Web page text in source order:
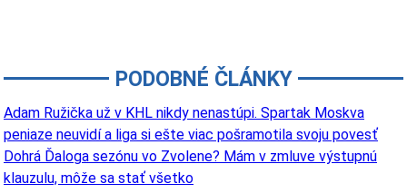
PODOBNÉ ČLÁNKY
Adam Ružička už v KHL nikdy nenastúpi. Spartak Moskva
peniaze neuvidí a liga si ešte viac pošramotila svoju povesť
Dohrá Ďaloga sezónu vo Zvolene? Mám v zmluve výstupnú
klauzulu, môže sa stať všetko